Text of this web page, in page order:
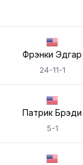
Фрэнки Эдгар
24-11-1
Патрик Брэди
5-1